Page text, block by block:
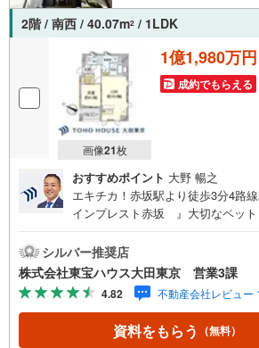
2階 / 南西 / 40.07m2 / 1LDK
画像21枚
1億1,980万円
成約でもらえる
おすすめポイント 大野 暢之
エキチカ！赤坂駅より徒歩3分4路
インプレスト赤坂 』大切なペット
コニーにつき陽当り良好 納得の収
したお部屋へ キッチンには浄水器
ト 浴室乾燥機やミストサウナ完備
燥も空気の汚れもなく快適な床暖房
アの「住まい」探しに確かな安心
田東京ならではの高品質なサービ
シルバー推奨店
株式会社東宝ハウス大田東京 営業3課
4.82 不動産会社レビュー
資料をもらう （無料）